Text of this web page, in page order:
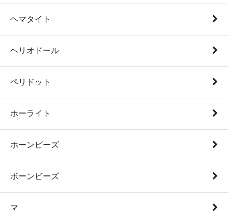
ヘマタイト
ヘリオドール
ペリドット
ホーライト
ホーンビーズ
ボーンビーズ
マ